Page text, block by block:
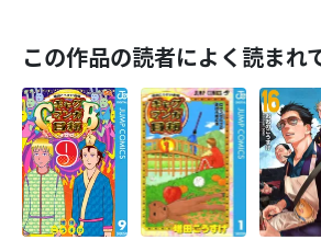
この作品の読者によく読まれ